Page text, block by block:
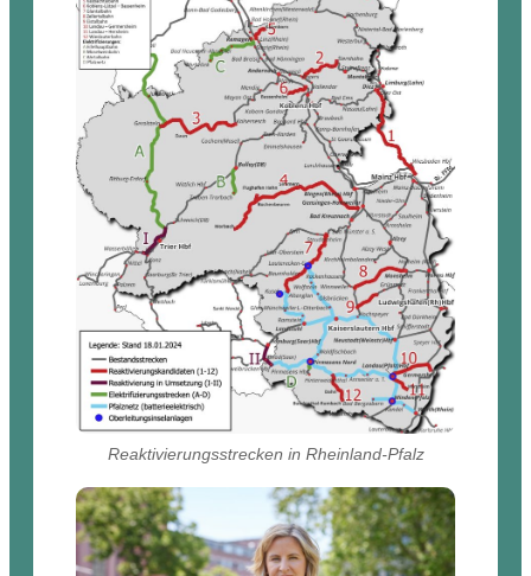
Reaktivierungsstrecken in Rheinland-Pfalz